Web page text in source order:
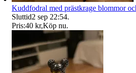
Kuddfodral med prästkrage blommor
Sluttid2 sep 22:54.
Pris:40 kr,Köp nu.